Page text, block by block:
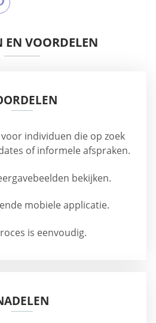
EN VOORDELEN
individuen die op zoek
of informele afspraken.
bekijken.
mobiele applicatie.
is eenvoudig.